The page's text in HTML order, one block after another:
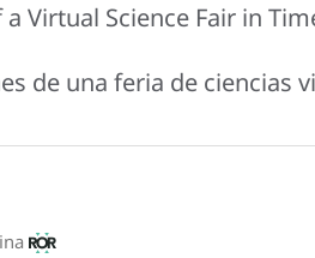
Virtual Science Fair in
de una feria de ciencias